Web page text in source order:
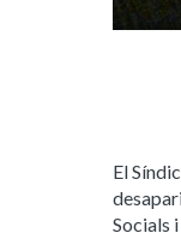
El
Socials